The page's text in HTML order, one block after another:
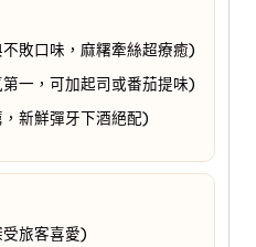
敗口味，麻糬牽絲超療癒)
一，可加起司或番茄提味)
新鮮彈牙下酒絕配)
旅客喜愛)